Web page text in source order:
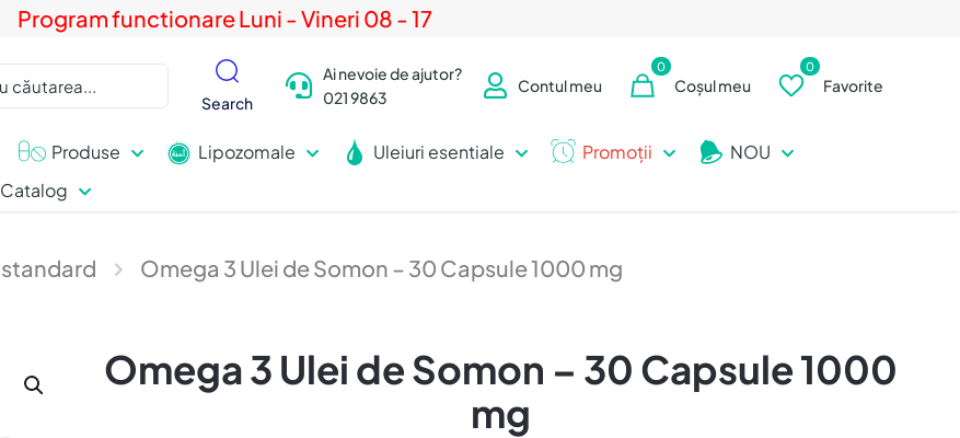
Program functionare Luni - Vineri 08 - 17
Search
Ai nevoie de ajutor?
021 9863
Contul meu
0
Coșul meu
0
Favorite
Produse Lipozomale Uleiuri esentiale Promoții
NOU
Catalog
Omega 3 Ulei de Somon – 30 Capsule 1000 mg
Omega 3 Ulei de Somon – 30 Capsule 1000
mg